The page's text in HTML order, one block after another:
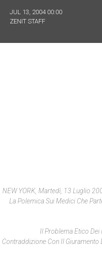
JUL 13, 2004 00:00
ZENIT STAFF
NEW YORK, Martedì, 13 Luglio
La Polemica Sui Medici Che
Il Problema Etico Dei
Contraddizione Con Il